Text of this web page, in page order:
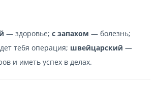
— здоровье; с запахом — болезнь;
тебя операция; швейцарский —
и иметь успех в делах.